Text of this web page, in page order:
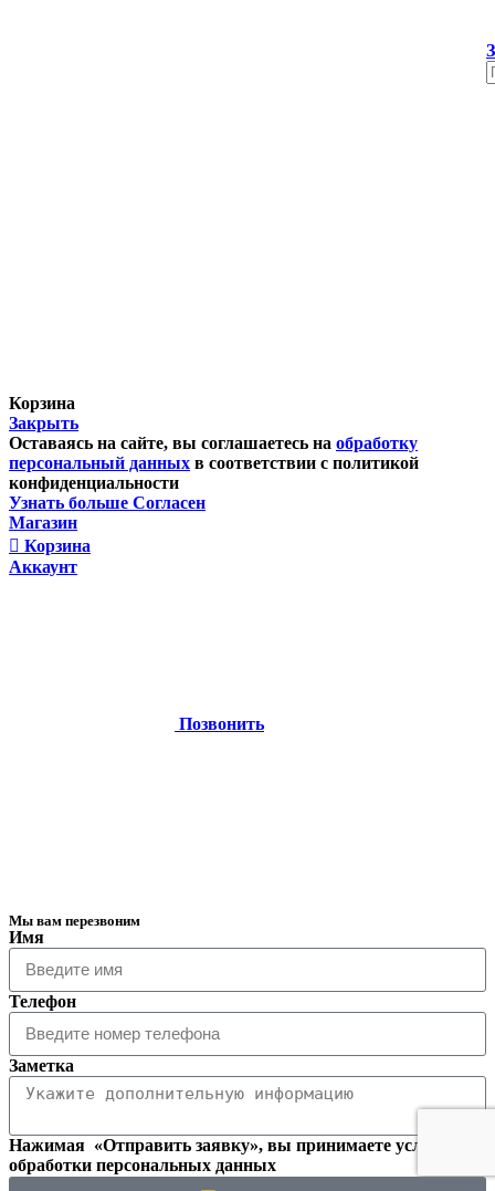
Корзина
Закрыть
Оставаясь на сайте, вы соглашаетесь на обработку
персональный данных в соответствии с политикой
конфиденциальности
Узнать больше Согласен
Магазин
Корзина
Аккаунт
Позвонить
Мы вам перезвоним
Имя
Телефон
Заметка
Нажимая «Отправить заявку», вы принимаете условия
обработки персональных данных